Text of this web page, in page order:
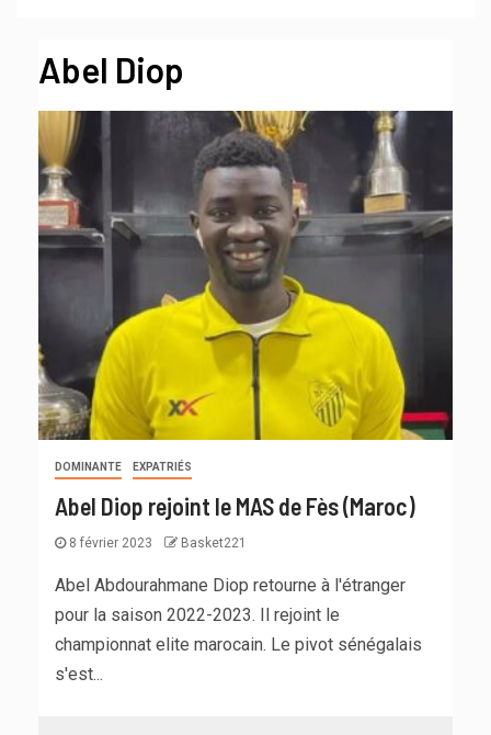
Abel Diop
DOMINANTE EXPATRIÉS
Abel Diop rejoint le MAS de Fès (Maroc)
8 février 2023 Basket221
Abel Abdourahmane Diop retourne à l'étranger
pour la saison 2022-2023. Il rejoint le
championnat elite marocain. Le pivot sénégalais
s'est...